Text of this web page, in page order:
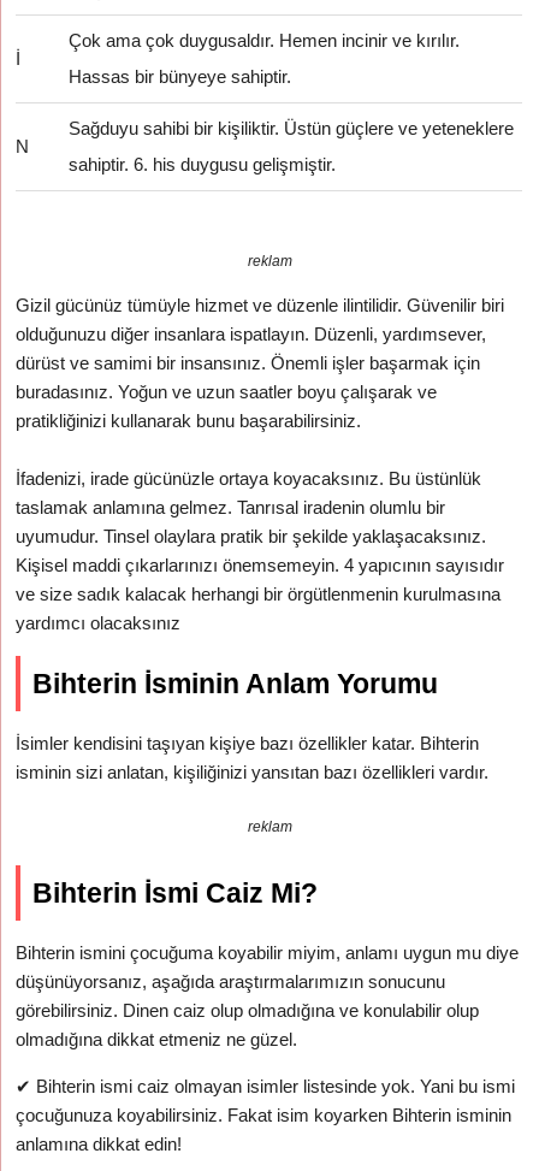
İ
Çok ama çok duygusaldır. Hemen incinir ve kırılır.
Hassas bir bünyeye sahiptir.
N
Sağduyu sahibi bir kişiliktir. Üstün güçlere ve yeteneklere
sahiptir. 6. his duygusu gelişmiştir.
reklam
Gizil gücünüz tümüyle hizmet ve düzenle ilintilidir. Güvenilir biri
olduğunuzu diğer insanlara ispatlayın. Düzenli, yardımsever,
dürüst ve samimi bir insansınız. Önemli işler başarmak için
buradasınız. Yoğun ve uzun saatler boyu çalışarak ve
pratikliğinizi kullanarak bunu başarabilirsiniz.
İfadenizi, irade gücünüzle ortaya koyacaksınız. Bu üstünlük
taslamak anlamına gelmez. Tanrısal iradenin olumlu bir
uyumudur. Tinsel olaylara pratik bir şekilde yaklaşacaksınız.
Kişisel maddi çıkarlarınızı önemsemeyin. 4 yapıcının sayısıdır
ve size sadık kalacak herhangi bir örgütlenmenin kurulmasına
yardımcı olacaksınız
Bihterin İsminin Anlam Yorumu
İsimler kendisini taşıyan kişiye bazı özellikler katar. Bihterin
isminin sizi anlatan, kişiliğinizi yansıtan bazı özellikleri vardır.
reklam
Bihterin İsmi Caiz Mi?
Bihterin ismini çocuğuma koyabilir miyim, anlamı uygun mu diye
düşünüyorsanız, aşağıda araştırmalarımızın sonucunu
görebilirsiniz. Dinen caiz olup olmadığına ve konulabilir olup
olmadığına dikkat etmeniz ne güzel.
✔ Bihterin ismi caiz olmayan isimler listesinde yok. Yani bu ismi
çocuğunuza koyabilirsiniz. Fakat isim koyarken Bihterin isminin
anlamına dikkat edin!